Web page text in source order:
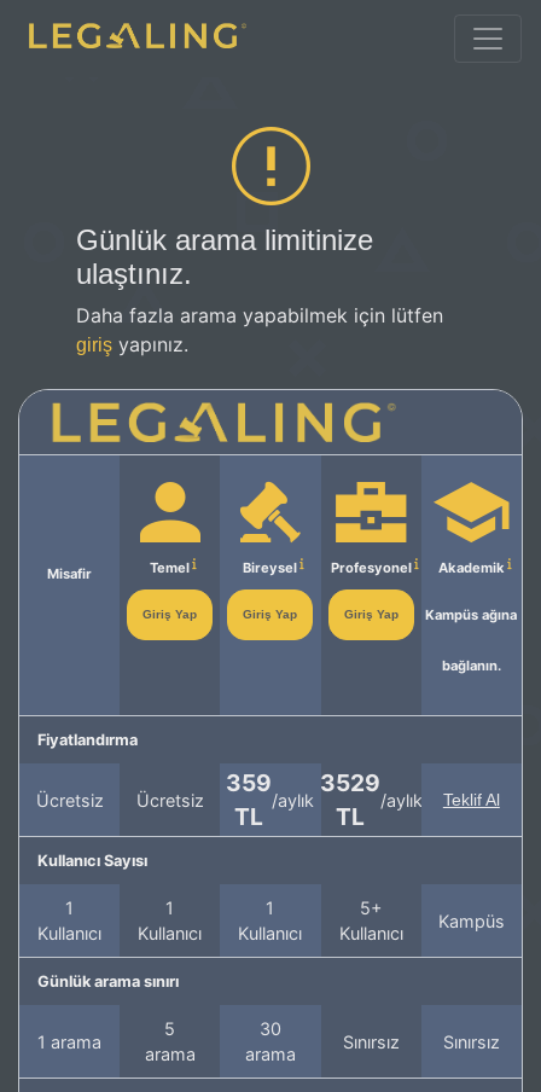
Günlük arama limitinize
ulaştınız.
Daha fazla arama yapabilmek için lütfen
giriş yapınız.
Misafir Temel
Giriş Yap
Bireysel
Giriş Yap
Profesyonel
Giriş Yap
Akademik
Kampüs ağına
bağlanın.
Fiyatlandırma
Ücretsiz Ücretsiz
359
TL
/aylık
3529
TL
/aylık Teklif Al
Kullanıcı Sayısı
1
Kullanıcı
1
Kullanıcı
1
Kullanıcı
5+
Kullanıcı
Kampüs
Günlük arama sınırı
1 arama
5
arama
30
arama
Sınırsız Sınırsız